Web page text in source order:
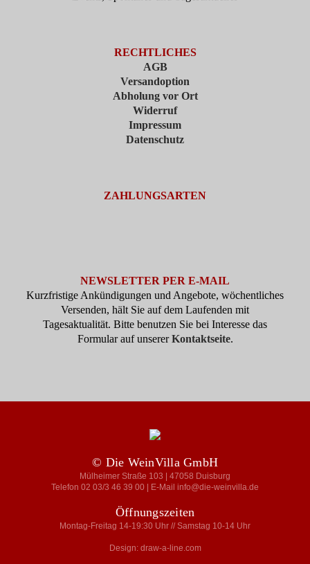
RECHTLICHES
AGB
Versandoption
Abholung vor Ort
Widerruf
Impressum
Datenschutz
ZAHLUNGSARTEN
NEWSLETTER PER E-MAIL
Kurzfristige Ankündigungen und Angebote, wöchentliches
Versenden, hält Sie auf dem Laufenden mit
Tagesaktualität. Bitte benutzen Sie bei Interesse das
Formular auf unsererKontaktseite.
© Die WeinVilla GmbH
Mülheimer Straße 103 | 47058 Duisburg
Telefon 02 03/3 46 39 00 | E-Mail info@die-weinvilla.de
Öffnungszeiten
Montag-Freitag 14-19:30 Uhr // Samstag 10-14 Uhr
Design: draw-a-line.com